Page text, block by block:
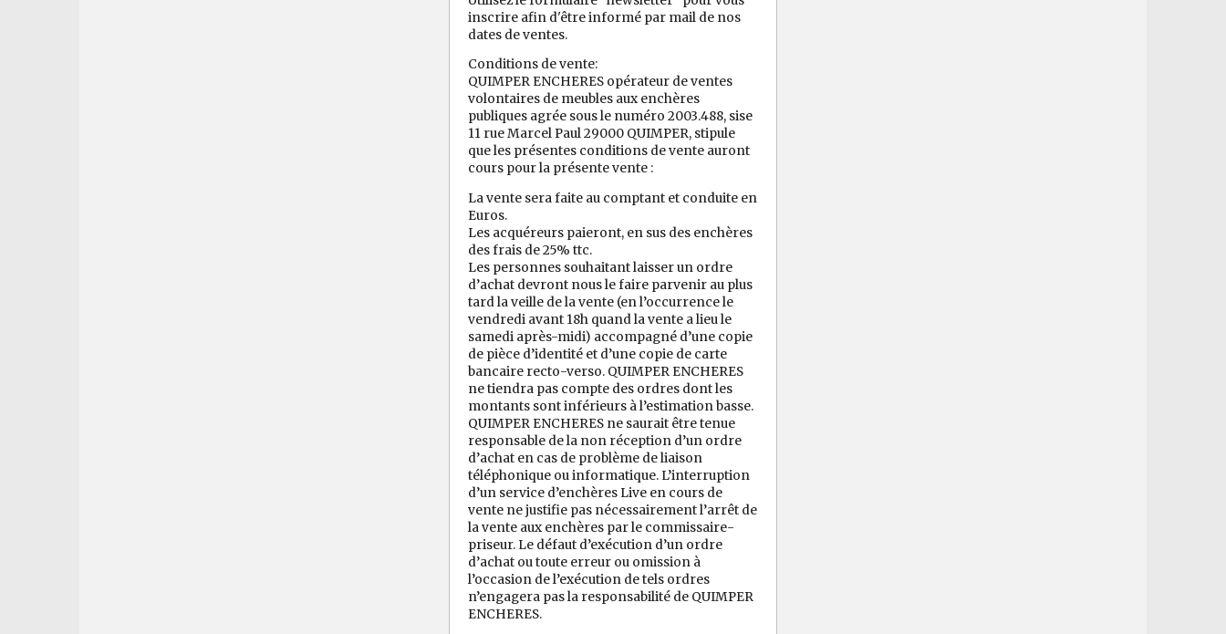
inscrire afin d'être informé par mail de nos
dates de ventes.
Conditions de vente:
QUIMPER ENCHERES opérateur de ventes
volontaires de meubles aux enchères
publiques agrée sous le numéro 2003.488, sise
11 rue Marcel Paul 29000 QUIMPER, stipule
que les présentes conditions de vente auront
cours pour la présente vente :
La vente sera faite au comptant et conduite en
Euros.
Les acquéreurs paieront, en sus des enchères
des frais de 25% ttc.
Les personnes souhaitant laisser un ordre
d’achat devront nous le faire parvenir au plus
tard la veille de la vente (en l’occurrence le
vendredi avant 18h quand la vente a lieu le
samedi après-midi) accompagné d’une copie
de pièce d’identité et d’une copie de carte
bancaire recto-verso. QUIMPER ENCHERES
ne tiendra pas compte des ordres dont les
montants sont inférieurs à l’estimation basse.
QUIMPER ENCHERES ne saurait être tenue
responsable de la non réception d’un ordre
d’achat en cas de problème de liaison
téléphonique ou informatique. L’interruption
d’un service d’enchères Live en cours de
vente ne justifie pas nécessairement l’arrêt de
la vente aux enchères par le commissaire-
priseur. Le défaut d’exécution d’un ordre
d’achat ou toute erreur ou omission à
l’occasion de l’exécution de tels ordres
n’engagera pas la responsabilité de QUIMPER
ENCHERES.